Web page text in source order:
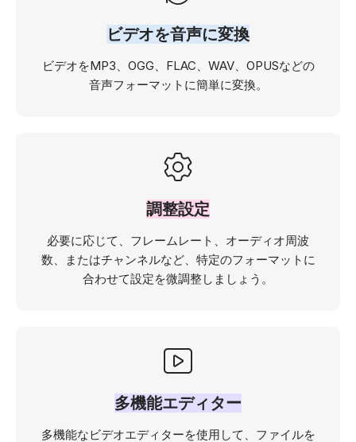
ビデオを音声に変換
ビデオをMP3、OGG、FLAC、WAV、OPUSなどの
音声フォーマットに簡単に変換。
調整設定
必要に応じて、フレームレート、オーディオ周波
数、またはチャンネルなど、特定のフォーマットに
合わせて設定を微調整しましょう。
多機能エディター
多機能なビデオエディターを使用して、ファイルを